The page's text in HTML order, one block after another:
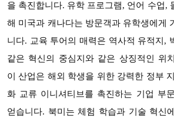
을 촉진합니다. 유학 프로그램, 언어 수업,
해 미국과 캐나다는 방문객과 유학생에게
니다. 교육 투어의 매력은 역사적 유적지,
같은 혁신의 중심지와 같은 상징적인 위
이 산업은 해외 학생을 위한 강력한 정부
화 교류 이니셔티브를 촉진하는 기업 부
얻습니다. 북미는 체험 학습과 기술 혁신